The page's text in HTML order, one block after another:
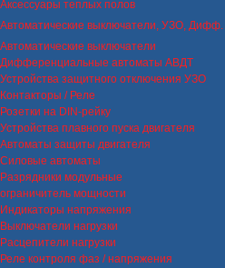
Аксессуары теплых полов
Автоматические выключатели, УЗО,
Автоматические выключатели
Дифференциальные автоматы АВДТ
Устройства защитного отключения УЗО
Контакторы / Реле
Розетки на DIN-рейку
Устройства плавного пуска двигателя
Автоматы защиты двигателя
Силовые автоматы
Разрядники модульные
ограничитель мощности
Индикаторы напряжения
Выключатели нагрузки
Расцепители нагрузки
Реле контроля фаз / напряжения